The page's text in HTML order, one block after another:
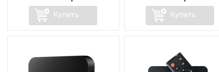
Купить Купить